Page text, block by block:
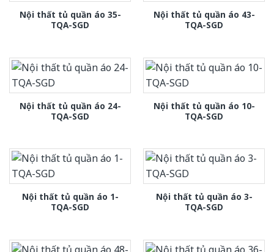
Nội thất tủ quần áo 35-
TQA-SGD
Nội thất tủ quần áo 43-
TQA-SGD
Nội thất tủ quần áo 24-
TQA-SGD
Nội thất tủ quần áo 10-
TQA-SGD
Nội thất tủ quần áo 1-
TQA-SGD
Nội thất tủ quần áo 3-
TQA-SGD